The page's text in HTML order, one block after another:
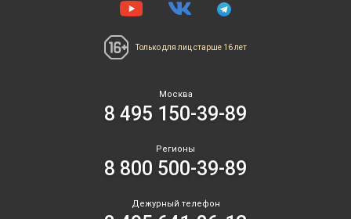
Только для лицстарше 16 лет
Москва
8 495 150-39-89
Регионы
8 800 500-39-89
Дежурный телефон